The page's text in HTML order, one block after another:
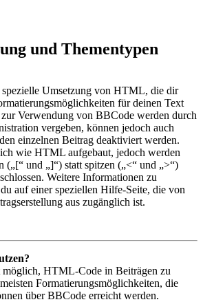
und Thementypen
Umsetzung von HTML, die dir
für deinen Text
Verwendung von BBCode werden durch
vergeben, können jedoch auch
einzelnen Beitrag deaktiviert werden.
wie HTML aufgebaut, jedoch werden
(„[“ und „]“) statt spitzen („<“ und „>“)
Weitere Informationen zu
auf einer speziellen Hilfe-Seite, die von
aus zugänglich ist.
möglich, HTML-Code in Beiträgen zu
Formatierungsmöglichkeiten, die
über BBCode erreicht werden.